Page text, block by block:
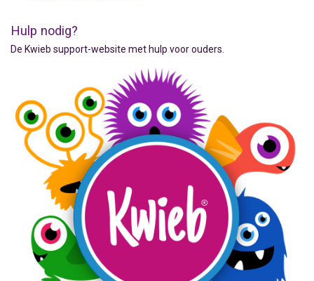
Hulp nodig?
De Kwieb support-website met hulp voor ouders.